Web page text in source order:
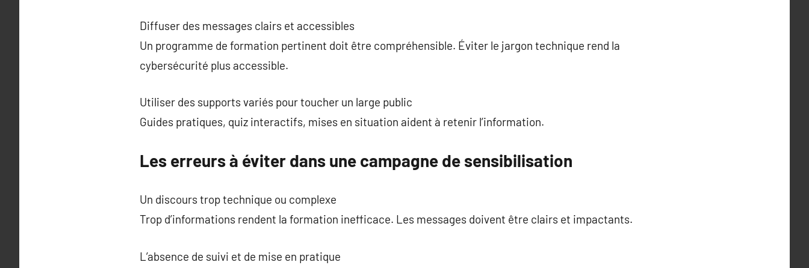
Diffuser des messages clairs et accessibles
Un programme de formation pertinent doit être compréhensible. Éviter le jargon technique rend la
cybersécurité plus accessible.
Utiliser des supports variés pour toucher un large public
Guides pratiques, quiz interactifs, mises en situation aident à retenir l’information.
Les erreurs à éviter dans une campagne de sensibilisation
Un discours trop technique ou complexe
Trop d’informations rendent la formation inefficace. Les messages doivent être clairs et impactants.
L’absence de suivi et de mise en pratique